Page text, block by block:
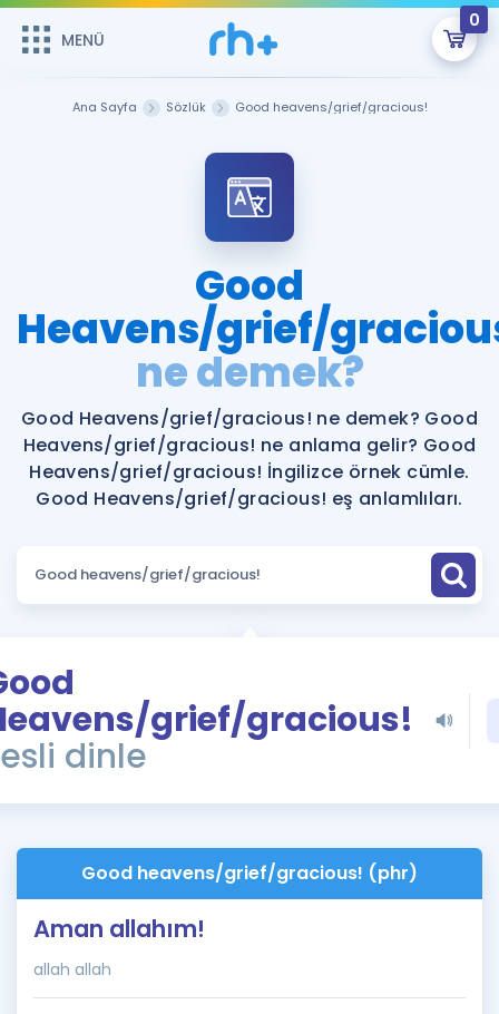
MENÜ
0
Şifremi Hatırlamıyorum
ÜYE DEĞİLİM
Sepetin Şu An Boş.
Remzi Hoca ile seni sınava hazırlayacak onlarca eğitim seni
bekliyor!
MENÜ
Katılımcı Görüşleri
Faydalı Araçlar
Ücretsiz Kaynaklar
Sözlük
Rehberlik Aracı
Kampanyalar
Blog
İngilizce Gramer
Blog
İngilizce Gramer
Hakkımızda
Kariyer
Soru & Cevap
İletişim
Ana Sayfa Sözlük Good heavens/grief/gracious!
Good
Heavens/grief/
ne demek?
Good Heavens/grief/gracious! ne demek? Good
Heavens/grief/gracious! ne anlama gelir? Good
Heavens/grief/gracious! İngilizce örnek cümle.
Good Heavens/grief/gracious! eş anlamlıları.
grief/gracious!
dinle
Good heavens/grief/gracious! (phr)
Aman allahım!
allah allah